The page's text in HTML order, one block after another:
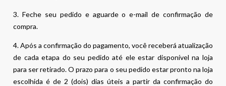
3. Feche seu pedido e aguarde o e-mail de confirmação de
compra.
4. Após a confirmação do pagamento, você receberá atualização
de cada etapa do seu pedido até ele estar disponível na loja
para ser retirado. O prazo para o seu pedido estar pronto na loja
escolhida é de 2 (dois) dias úteis a partir da confirmação do